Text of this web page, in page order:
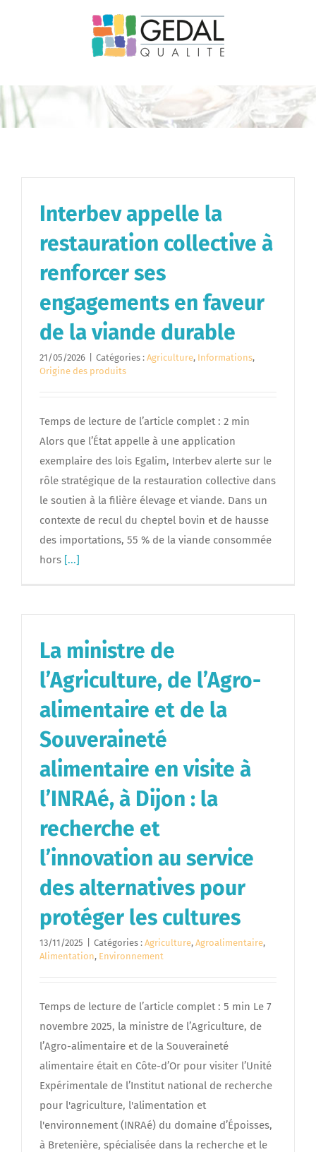
Interbev appelle la
restauration collective à
renforcer ses
engagements en faveur
de la viande durable
21/05/2026 Catégories : Agriculture, Informations,
Origine des produits
Temps de lecture de l’article complet : 2 min
Alors que l’État appelle à une application
exemplaire des lois Egalim, Interbev alerte sur le
rôle stratégique de la restauration collective dans
le soutien à la filière élevage et viande. Dans un
contexte de recul du cheptel bovin et de hausse
des importations, 55 % de la viande consommée
hors [...]
La ministre de
l’Agriculture, de l’Agro-
alimentaire et de la
Souveraineté
alimentaire en visite à
l’INRAé, à Dijon : la
recherche et
l’innovation au service
des alternatives pour
protéger les cultures
13/11/2025 Catégories : Agriculture, Agroalimentaire,
Alimentation, Environnement
Temps de lecture de l’article complet : 5 min Le 7
novembre 2025, la ministre de l’Agriculture, de
l’Agro-alimentaire et de la Souveraineté
alimentaire était en Côte-d’Or pour visiter l’Unité
Expérimentale de l’Institut national de recherche
pour l'agriculture, l'alimentation et
l'environnement (INRAé) du domaine d’Époisses,
à Bretenière, spécialisée dans la recherche et le